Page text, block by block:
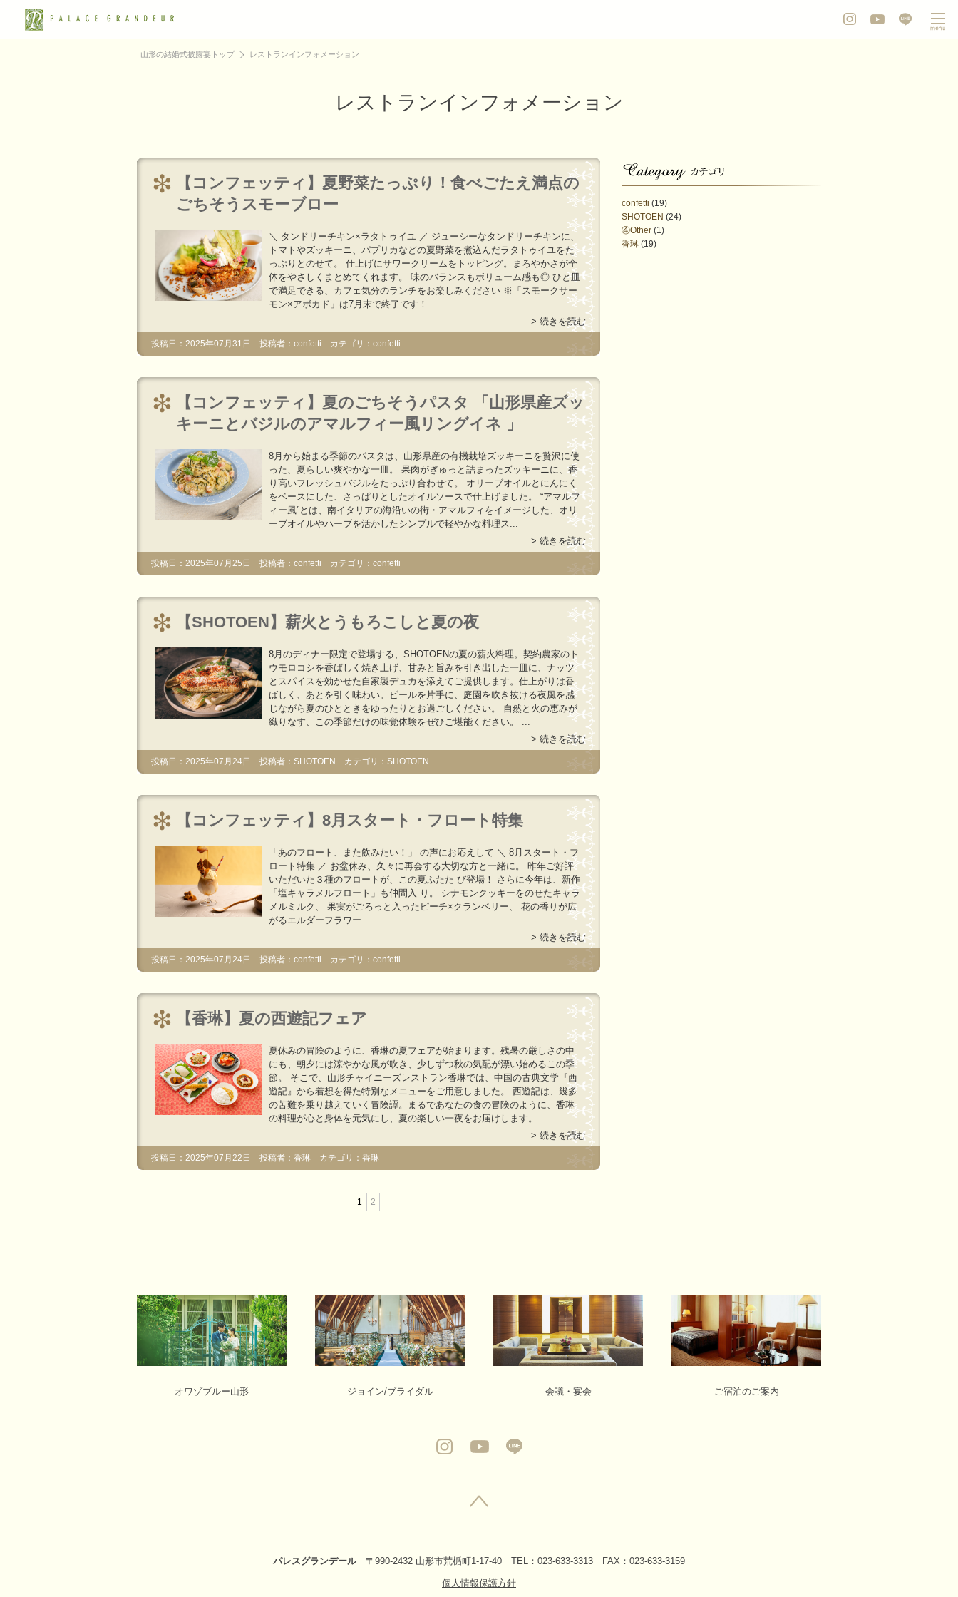
山形の結婚式披露宴トップ レストランインフォメーション
レストランインフォメーション
【コンフェッティ】夏野菜たっぷり！食べごたえ満点の
ごちそうスモーブロー
＼ タンドリーチキン×ラタトゥイユ ／ ジューシーなタンドリーチキンに、
トマトやズッキーニ、パプリカなどの夏野菜を煮込んだラタトゥイユをた
っぷりとのせて。 仕上げにサワークリームをトッピング。まろやかさが全
体をやさしくまとめてくれます。 味のバランスもボリューム感も◎ ひと皿
で満足できる、カフェ気分のランチをお楽しみください ※「スモークサー
モン×アボカド」は7月末で終了です！ ...
> 続きを読む
投稿日：2025年07月31日 投稿者：confetti カテゴリ：confetti
【コンフェッティ】夏のごちそうパスタ 「山形県産ズッ
キーニとバジルのアマルフィー風リングイネ 」
8月から始まる季節のパスタは、山形県産の有機栽培ズッキーニを贅沢に使
った、夏らしい爽やかな一皿。 果肉がぎゅっと詰まったズッキーニに、香
り高いフレッシュバジルをたっぷり合わせて。 オリーブオイルとにんにく
をベースにした、さっぱりとしたオイルソースで仕上げました。 “アマルフ
ィー風”とは、南イタリアの海沿いの街・アマルフィをイメージした、オリ
ーブオイルやハーブを活かしたシンプルで軽やかな料理ス...
> 続きを読む
投稿日：2025年07月25日 投稿者：confetti カテゴリ：confetti
【SHOTOEN】薪火とうもろこしと夏の夜
8月のディナー限定で登場する、SHOTOENの夏の薪火料理。契約農家のト
ウモロコシを香ばしく焼き上げ、甘みと旨みを引き出した一皿に、ナッツ
とスパイスを効かせた自家製デュカを添えてご提供します。仕上がりは香
ばしく、あとを引く味わい。ビールを片手に、庭園を吹き抜ける夜風を感
じながら夏のひとときをゆったりとお過ごしください。 自然と火の恵みが
織りなす、この季節だけの味覚体験をぜひご堪能ください。 ...
> 続きを読む
投稿日：2025年07月24日 投稿者：SHOTOEN カテゴリ：SHOTOEN
【コンフェッティ】8月スタート・フロート特集
「あのフロート、また飲みたい！」 の声にお応えして ＼ 8月スタート・フ
ロート特集 ／ お盆休み、久々に再会する大切な方と一緒に。 昨年ご好評
いただいた３種のフロートが、この夏ふたた び登場！ さらに今年は、新作
「塩キャラメルフロート」も仲間入 り。 シナモンクッキーをのせたキャラ
メルミルク、 果実がごろっと入ったピーチ×クランベリー、 花の香りが広
がるエルダーフラワー...
> 続きを読む
投稿日：2025年07月24日 投稿者：confetti カテゴリ：confetti
【香琳】夏の西遊記フェア
夏休みの冒険のように、香琳の夏フェアが始まります。残暑の厳しさの中
にも、朝夕には涼やかな風が吹き、少しずつ秋の気配が漂い始めるこの季
節。 そこで、山形チャイニーズレストラン香琳では、中国の古典文学『西
遊記』から着想を得た特別なメニューをご用意しました。 西遊記は、幾多
の苦難を乗り越えていく冒険譚。まるであなたの食の冒険のように、香琳
の料理が心と身体を元気にし、夏の楽しい一夜をお届けします。 ...
> 続きを読む
投稿日：2025年07月22日 投稿者：香琳 カテゴリ：香琳
1 2
confetti (19)
SHOTOEN (24)
④Other (1)
香琳 (19)
オワゾブルー山形 ジョイン/ブライダル 会議・宴会 ご宿泊のご案内
パレスグランデール〒990-2432 山形市荒楯町1-17-40 TEL：023-633-3313 FAX：023-633-3159
個人情報保護方針